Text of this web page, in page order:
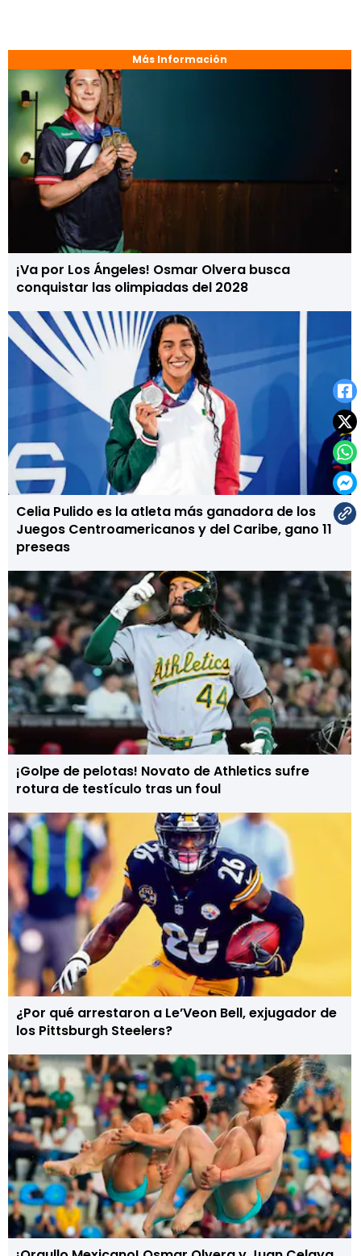
Más Información
¡Va por Los Ángeles! Osmar Olvera busca
conquistar las olimpiadas del 2028
Celia Pulido es la atleta más ganadora de los
Juegos Centroamericanos y del Caribe, gano 11
preseas
¡Golpe de pelotas! Novato de Athletics sufre
rotura de testículo tras un foul
¿Por qué arrestaron a Le’Veon Bell, exjugador de
los Pittsburgh Steelers?